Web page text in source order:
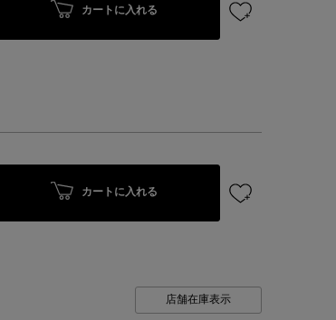
カートに入れる
カートに入れる
店舗在庫表示